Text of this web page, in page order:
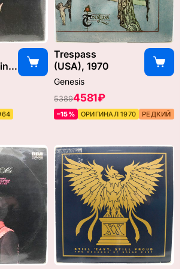
Trespass
(USA), 1970
Genesis
53894581 ₽
–15% ОРИГИНАЛ 1970 РЕДКИЙ